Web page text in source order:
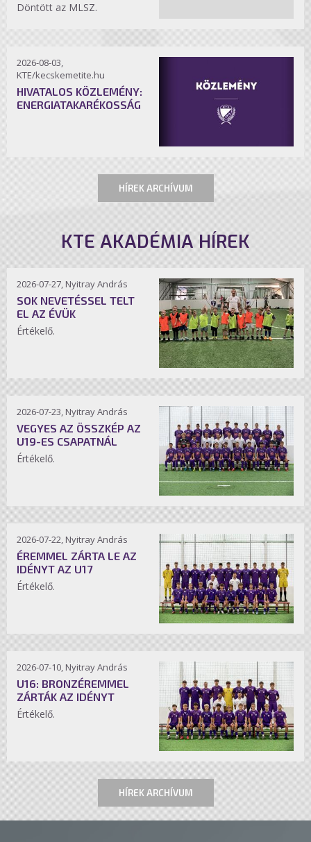
Döntött az MLSZ.
2026-08-03,
KTE/kecskemetite.hu
HIVATALOS KÖZLEMÉNY:
ENERGIATAKARÉKOSSÁG
HÍREK ARCHÍVUM
KTE AKADÉMIA HÍREK
2026-07-27, Nyitray András
SOK NEVETÉSSEL TELT
EL AZ ÉVÜK
Értékelő.
2026-07-23, Nyitray András
VEGYES AZ ÖSSZKÉP AZ
U19-ES CSAPATNÁL
Értékelő.
2026-07-22, Nyitray András
ÉREMMEL ZÁRTA LE AZ
IDÉNYT AZ U17
Értékelő.
2026-07-10, Nyitray András
U16: BRONZÉREMMEL
ZÁRTÁK AZ IDÉNYT
Értékelő.
HÍREK ARCHÍVUM